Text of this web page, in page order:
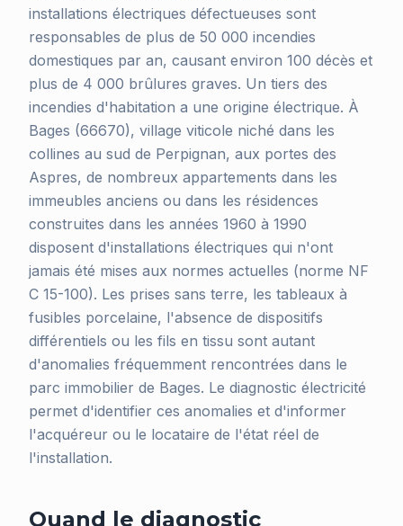
installations électriques défectueuses sont
responsables de plus de 50 000 incendies
domestiques par an, causant environ 100 décès et
plus de 4 000 brûlures graves. Un tiers des
incendies d'habitation a une origine électrique. À
Bages (66670), village viticole niché dans les
collines au sud de Perpignan, aux portes des
Aspres, de nombreux appartements dans les
immeubles anciens ou dans les résidences
construites dans les années 1960 à 1990
disposent d'installations électriques qui n'ont
jamais été mises aux normes actuelles (norme NF
C 15-100). Les prises sans terre, les tableaux à
fusibles porcelaine, l'absence de dispositifs
différentiels ou les fils en tissu sont autant
d'anomalies fréquemment rencontrées dans le
parc immobilier de Bages. Le diagnostic électricité
permet d'identifier ces anomalies et d'informer
l'acquéreur ou le locataire de l'état réel de
l'installation.
Quand le diagnostic